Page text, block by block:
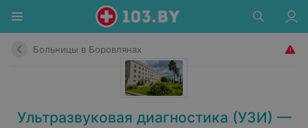
Больницы в Боровлянах
Ультразвуковая диагностика (УЗИ) —